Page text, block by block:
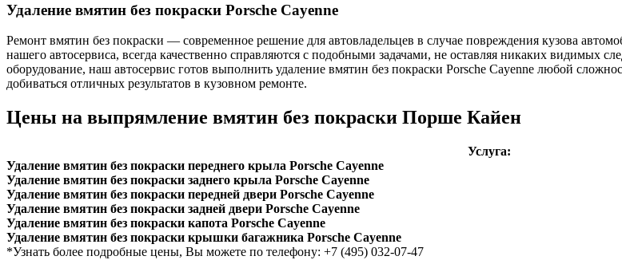
Удаление вмятин без покраски Porsche Cayenne
Ремонт вмятин без покраски — современное решение для автовладельцев в случае повреждения кузова
нашего автосервиса, всегда качественно справляются с подобными задачами, не оставляя никаких видимых
оборудование, наш автосервис готов выполнить удаление вмятин без покраски Porsche Cayenne любой
добиваться отличных результатов в кузовном ремонте.
Цены на выпрямление вмятин без покраски Порше Кайен
Услуга:
Удаление вмятин без покраски переднего крыла Porsche Cayenne
Удаление вмятин без покраски заднего крыла Porsche Cayenne
Удаление вмятин без покраски передней двери Porsche Cayenne
Удаление вмятин без покраски задней двери Porsche Cayenne
Удаление вмятин без покраски капота Porsche Cayenne
Удаление вмятин без покраски крышки багажника Porsche Cayenne
*Узнать более подробные цены, Вы можете по телефону: +7 (495) 032-07-47